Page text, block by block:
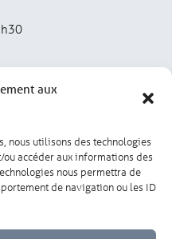
aux
nous utilisons des technologies
accéder aux informations des
nous permettra de
de navigation ou les ID
de confidentialité